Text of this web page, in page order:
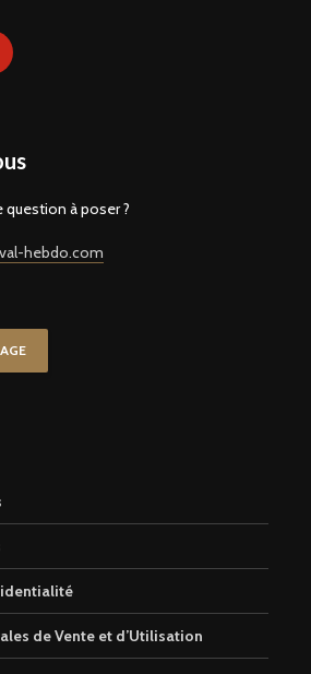
question à poser ?
hebdo.com
de Vente et d’Utilisation